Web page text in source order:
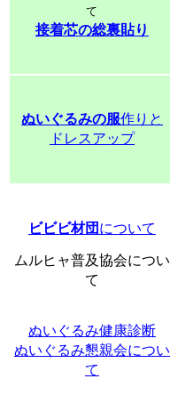
て
接着芯の総裏貼り
ぬいぐるみの服作りと
ドレスアップ
ビビビ材団 について
ムルヒャ普及協会につい
て
ぬいぐるみ健康診断
ぬいぐるみ懇親会につい
て